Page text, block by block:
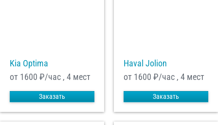
Kia Optima
от 1600 ₽/час , 4 мест
Заказать
Haval Jolion
от 1600 ₽/час , 4 мест
Заказать